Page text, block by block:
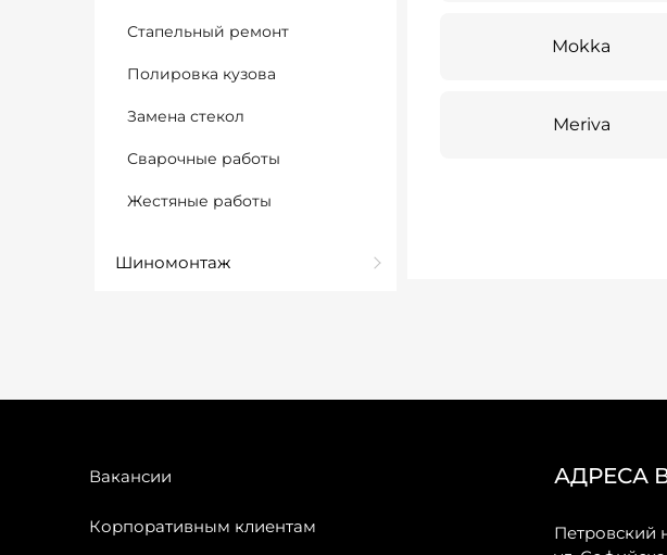
Стапельный ремонт
Полировка кузова
Замена стекол
Сварочные работы
Жестяные работы
Шиномонтаж
Mokka
Meriva
Вакансии
Корпоративным клиентам
АДРЕСА
Петровский